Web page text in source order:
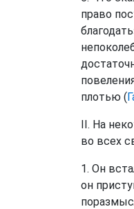
право
плотью (
II. На
во всех
1. Он
он